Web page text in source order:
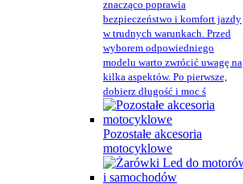
znacząco poprawia
bezpieczeństwo i komfort jazdy
w trudnych warunkach. Przed
wyborem odpowiedniego
modelu warto zwrócić uwagę na
kilka aspektów. Po pierwsze,
dobierz długość i moc ś
Pozostałe akcesoria
motocyklowe